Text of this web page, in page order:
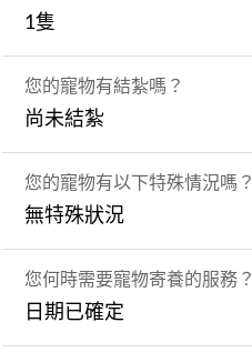
1隻
您的寵物有結紮嗎？
尚未結紮
您的寵物有以下特殊情況嗎？
無特殊狀況
您何時需要寵物寄養的服務？
日期已確定